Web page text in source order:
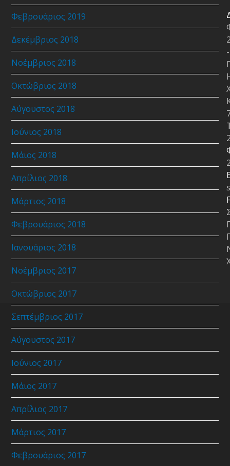
Φεβρουάριος 2019
Δεκέμβριος 2018
Νοέμβριος 2018
Οκτώβριος 2018
Αύγουστος 2018
Ιούνιος 2018
Μάιος 2018
Απρίλιος 2018
Μάρτιος 2018
Φεβρουάριος 2018
Ιανουάριος 2018
Νοέμβριος 2017
Οκτώβριος 2017
Σεπτέμβριος 2017
Αύγουστος 2017
Ιούνιος 2017
Μάιος 2017
Απρίλιος 2017
Μάρτιος 2017
Φεβρουάριος 2017
-